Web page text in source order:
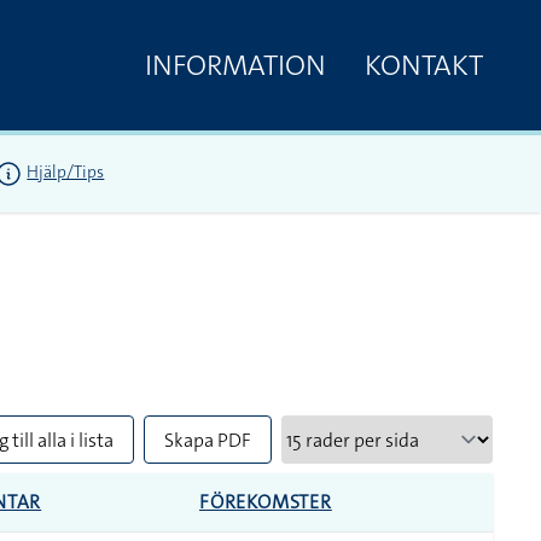
INFORMATION KONTAKT
Hjälp/Tips
till alla i lista Skapa PDF
FÖREKOMSTER